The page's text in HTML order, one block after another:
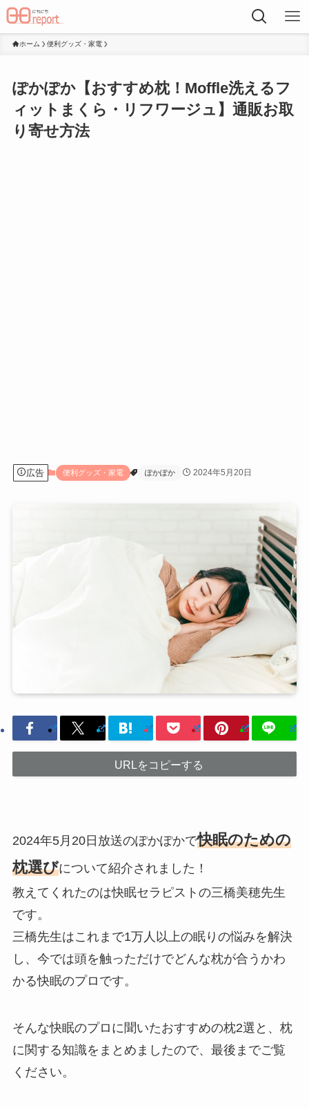
ホーム 便利グッズ・家電
ぽかぽか【おすすめ枕！Moffle洗えるフ
ィットまくら・リフワージュ】通販お取
り寄せ方法
広告 便利グッズ・家電 ぽかぽか 2024年5月20日
URLをコピーする
2024年5月20日放送のぽかぽかで快眠のための
枕選びについて紹介されました！
教えてくれたのは快眠セラピストの三橋美穂先生
です。
三橋先生はこれまで1万人以上の眠りの悩みを解決
し、今では頭を触っただけでどんな枕が合うかわ
かる快眠のプロです。
そんな快眠のプロに聞いたおすすめの枕2選と、枕
に関する知識をまとめましたので、最後までご覧
ください。